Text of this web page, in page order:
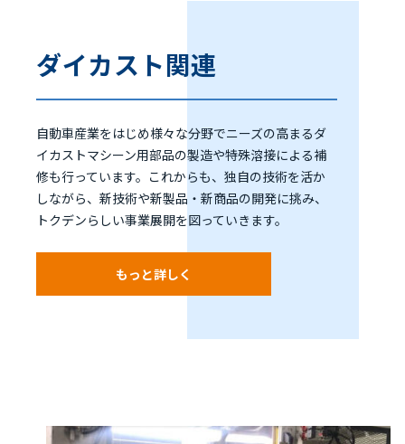
ダイカスト関連
自動車産業をはじめ様々な分野でニーズの高まるダ
イカストマシーン用部品の製造や特殊溶接による補
修も行っています。これからも、独自の技術を活か
しながら、新技術や新製品・新商品の開発に挑み、
トクデンらしい事業展開を図っていきます。
もっと詳しく